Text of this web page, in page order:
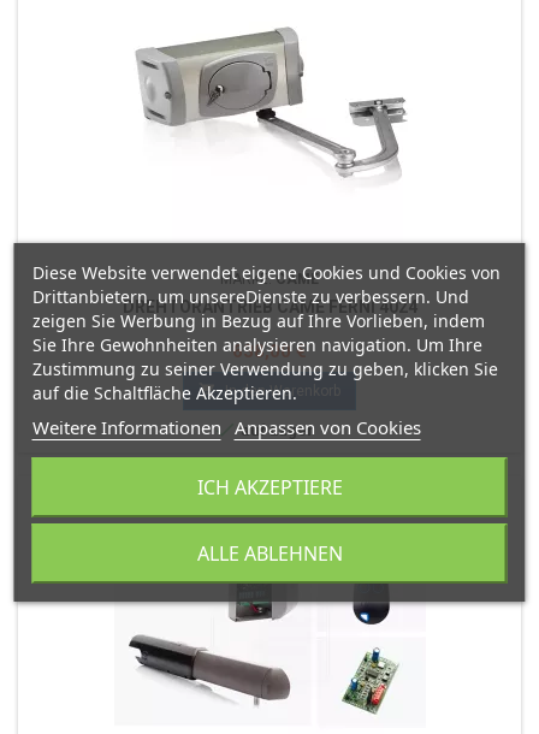
MARKE:CAME
DREHTORANTRIEB CAME FERNI 4024
Preis
638,00 €
 In den Warenkorb
auf Lager
Diese Website verwendet eigene Cookies und Cookies von
Drittanbietern, um unsereDienste zu verbessern. Und
zeigen Sie Werbung in Bezug auf Ihre Vorlieben, indem
Sie Ihre Gewohnheiten analysieren navigation. Um Ihre
Zustimmung zu seiner Verwendung zu geben, klicken Sie
auf die Schaltfläche Akzeptieren.
Weitere Informationen Anpassen von Cookies
ALLE ABLEHNEN
ICH AKZEPTIERE